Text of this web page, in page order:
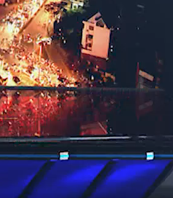
sàn thương mại điện tử: Ai chịu trách